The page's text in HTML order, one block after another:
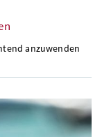
anzuwenden